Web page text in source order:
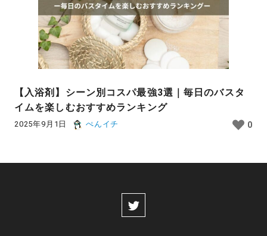
【入浴剤】シーン別コスパ最強3選｜毎日のバスタ
イムを楽しむおすすめランキング
2025年9月1日 ぺんイチ 0